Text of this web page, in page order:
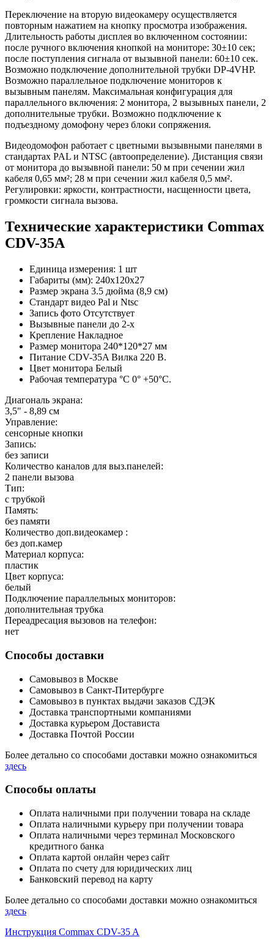
Переключение на вторую видеокамеру осуществляется
повторным нажатием на кнопку просмотра изображения.
Длительность работы дисплея во включенном состоянии:
после ручного включения кнопкой на мониторе: 30±10 сек;
после поступления сигнала от вызывной панели: 60±10 сек.
Возможно подключение дополнительной трубки DP-4VHP.
Возможно параллельное подключение мониторов к
вызывным панелям. Максимальная конфигурация для
параллельного включения: 2 монитора, 2 вызывных панели, 2
дополнительные трубки. Возможно подключение к
подъездному домофону через блоки сопряжения.
Видеодомофон работает с цветными вызывными панелями в
стандартах PAL и NTSC (автоопределение). Дистанция связи
от монитора до вызывной панели: 50 м при сечении жил
кабеля 0,65 мм²; 28 м при сечении жил кабеля 0,5 мм².
Регулировки: яркости, контрастности, насщенности цвета,
громкости сигнала вызова.
Технические характеристики Commax
CDV-35A
Единица измерения: 1 шт
Габариты (мм): 240x120x27
Размер экрана 3.5 дюйма (8,9 см)
Стандарт видео Pal и Ntsc
Запись фото Отсутствует
Вызывные панели до 2-х
Крепление Накладное
Размер монитора 240*120*27 мм
Питание CDV-35A Вилка 220 В.
Цвет монитора Белый
Рабочая температура °С 0° +50°С.
Диагональ экрана:
3,5" - 8,89 см
Управление:
сенсорные кнопки
Запись:
без записи
Количество каналов для выз.панелей:
2 панели вызова
Тип:
с трубкой
Память:
без памяти
Количество доп.видеокамер :
без доп.камер
Материал корпуса:
пластик
Цвет корпуса:
белый
Подключение параллельных мониторов:
дополнительная трубка
Переадресация вызовов на телефон:
нет
Способы доставки
Самовывоз в Москве
Самовывоз в Санкт-Питербурге
Самовывоз в пунктах выдачи заказов СДЭК
Доставка транспортными компаниями
Доставка курьером Достависта
Доставка Почтой России
Более детально со способами доставки можно ознакомиться
здесь
Способы оплаты
Оплата наличными при получении товара на складе
Оплата наличными курьеру при получении товара
Оплата наличными через терминал Московского
кредитного банка
Оплата картой онлайн через сайт
Оплата по счету для юридических лиц
Банковский перевод на карту
Более детально со способами доставки можно ознакомиться
здесь
Инструкция Commax CDV-35 A